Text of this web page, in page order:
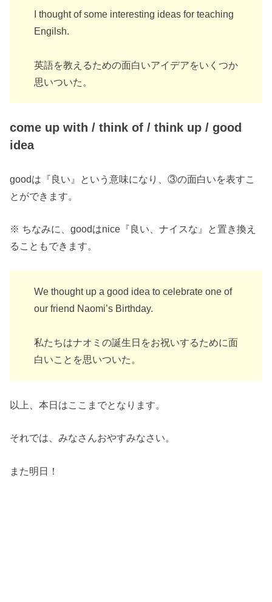
I thought of some interesting ideas for teaching
Engilsh.
英語を教えるための面白いアイデアをいくつか
思いついた。
come up with / think of / think up / good
idea
goodは『良い』という意味になり、③の面白いを表すこ
とができます。
※ ちなみに、goodはnice『良い、ナイスな』と置き換え
ることもできます。
We thought up a good idea to celebrate one of
our friend Naomi’s Birthday.
私たちはナオミの誕生日をお祝いするために面
白いことを思いついた。
以上、本日はここまでとなります。
それでは、みなさんおやすみなさい。
また明日！